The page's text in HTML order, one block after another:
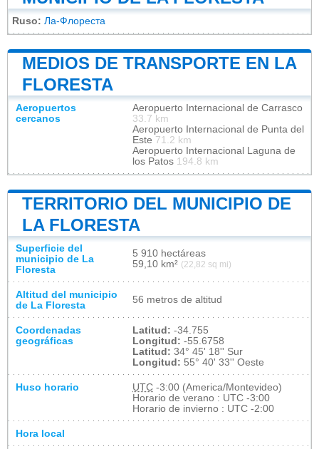
Ruso: Ла-Флореста
MEDIOS DE TRANSPORTE EN LA
FLORESTA
Aeropuertos
cercanos
Aeropuerto Internacional de Carrasco
33.7 km
Aeropuerto Internacional de Punta del
Este 71.2 km
Aeropuerto Internacional Laguna de
los Patos 194.8 km
TERRITORIO DEL MUNICIPIO DE
LA FLORESTA
Superficie del
municipio de La
Floresta
5 910 hectáreas
59,10 km² (22,82 sq mi)
Altitud del municipio
de La Floresta
56 metros de altitud
Coordenadas
geográficas
Latitud: -34.755
Longitud: -55.6758
Latitud: 34° 45' 18'' Sur
Longitud: 55° 40' 33'' Oeste
Huso horario UTC -3:00 (America/Montevideo)
Horario de verano : UTC -3:00
Horario de invierno : UTC -2:00
Hora local